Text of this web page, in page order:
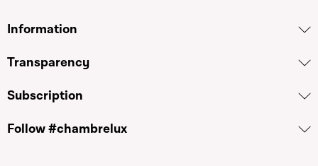
Information
Transparency
Subscription
Follow #chambrelux